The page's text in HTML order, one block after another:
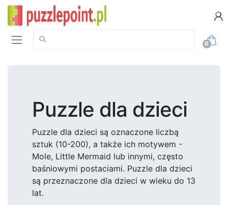
Szukaj:
0
Puzzle dla dzieci
Puzzle dla dzieci są oznaczone liczbą
sztuk (10-200), a także ich motywem -
Mole, Little Mermaid lub innymi, często
baśniowymi postaciami. Puzzle dla dzieci
są przeznaczone dla dzieci w wieku do 13
lat.